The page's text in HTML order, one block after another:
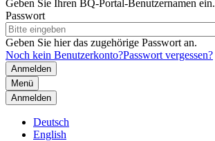
Geben Sie Ihren BQ-Portal-Benutzernamen ein.
Passwort
Geben Sie hier das zugehörige Passwort an.
Noch kein Benutzerkonto?Passwort vergessen?
Menü
Anmelden
Deutsch
English